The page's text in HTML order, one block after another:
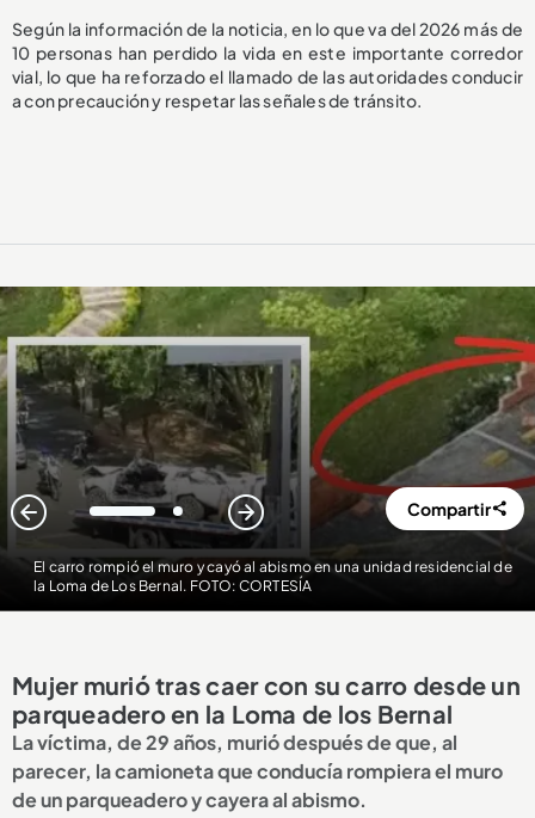
Según la información de la noticia, en lo que va del 2026 más de
10 personas han perdido la vida en este importante corredor
vial, lo que ha reforzado el llamado de las autoridades conducir
a con precaución y respetar las señales de tránsito.
El carro rompió el muro y cayó al abismo en una unidad residencial de
la Loma de Los Bernal. FOTO: CORTESÍA
1 2 Compartir
Mujer murió tras caer con su carro desde un
parqueadero en la Loma de los Bernal
La víctima, de 29 años, murió después de que, al
parecer, la camioneta que conducía rompiera el muro
de un parqueadero y cayera al abismo.